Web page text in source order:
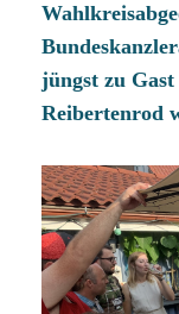
jüngst zu
Reibertenrod